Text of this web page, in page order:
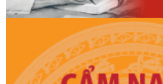
TRUNG ƯƠNG 3 KHÓA XIV
Tổ đại biểu số 6 HĐND tỉnh tiếp
thường lệ giữa năm 2026 tại thôn
LÃNH ĐẠO UBND XÃ THÁI BÌNH
ĐÌNH THƯƠNG BINH TẠI THÔN KHE